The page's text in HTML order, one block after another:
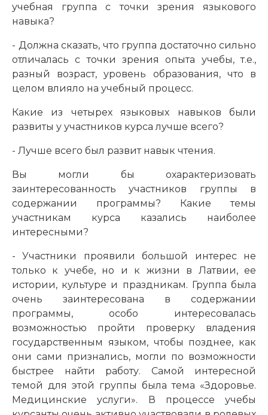
учебная группа с точки зрения языкового
навыка?
- Должна сказать, что группа достаточно сильно
отличалась с точки зрения опыта учебы, т.е.,
разный возраст, уровень образования, что в
целом влияло на учебный процесс.
Какие из четырех языковых навыков были
развиты у участников курса лучше всего?
- Лучше всего был развит навык чтения.
Вы могли бы охарактеризовать
заинтересованность участников группы в
содержании программы? Какие темы
участникам курса казались наиболее
интересными?
- Участники проявили большой интерес не
только к учебе, но и к жизни в Латвии, ее
истории, культуре и праздникам. Группа была
очень заинтересована в содержании
программы, особо интересовалась
возможностью пройти проверку владения
государственным языком, чтобы позднее, как
они сами признались, могли по возможности
быстрее найти работу. Самой интересной
темой для этой группы была тема «Здоровье.
Медицинские услуги». В процессе учебы